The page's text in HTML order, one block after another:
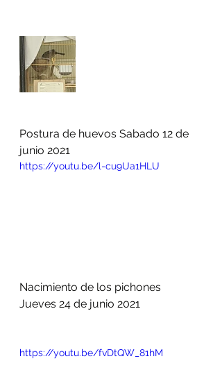
Postura de huevos Sabado 12 de
junio 2021
https://youtu.be/l-cu9Ua1HLU
Nacimiento de los pichones
Jueves 24 de junio 2021
https://youtu.be/fvDtQW_81hM